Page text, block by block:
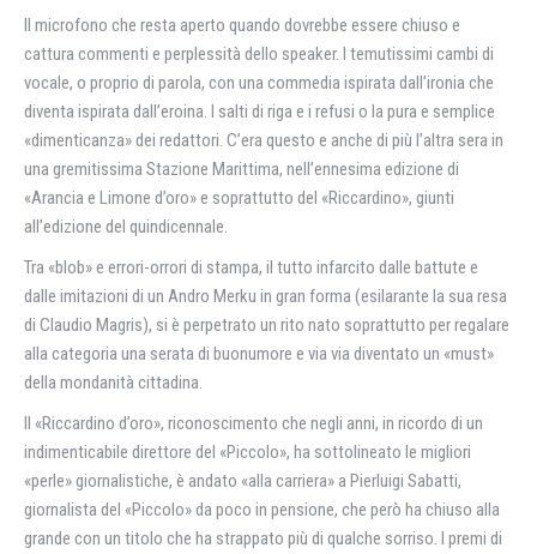
Il microfono che resta aperto quando dovrebbe essere chiuso e
cattura commenti e perplessità dello speaker. I temutissimi cambi di
vocale, o proprio di parola, con una commedia ispirata dall’ironia che
diventa ispirata dall’eroina. I salti di riga e i refusi o la pura e semplice
«dimenticanza» dei redattori. C’era questo e anche di più l’altra sera in
una gremitissima Stazione Marittima, nell’ennesima edizione di
«Arancia e Limone d’oro» e soprattutto del «Riccardino», giunti
all’edizione del quindicennale.
Tra «blob» e errori-orrori di stampa, il tutto infarcito dalle battute e
dalle imitazioni di un Andro Merku in gran forma (esilarante la sua resa
di Claudio Magris), si è perpetrato un rito nato soprattutto per regalare
alla categoria una serata di buonumore e via via diventato un «must»
della mondanità cittadina.
Il «Riccardino d’oro», riconoscimento che negli anni, in ricordo di un
indimenticabile direttore del «Piccolo», ha sottolineato le migliori
«perle» giornalistiche, è andato «alla carriera» a Pierluigi Sabatti,
giornalista del «Piccolo» da poco in pensione, che però ha chiuso alla
grande con un titolo che ha strappato più di qualche sorriso. I premi di